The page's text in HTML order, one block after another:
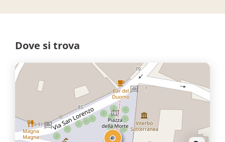
Dove si trova